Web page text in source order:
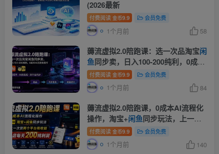
(2026最新
付费阅读 金币9.9 会员免费
1个月前 58
薅流虚拟2.0陪跑课：选一次品淘宝闲
鱼同步卖，日入100-200纯利，0成本
AI流程化操作
付费阅读 金币9.9 会员免费
1个月前 84
薅流虚拟2.0陪跑课，0成本AI流程化
操作，淘宝+闲鱼同步玩法，上一次
货两个平台有收益，单店每天200纯
利润
付费阅读 金币9.9 会员免费
1个月前 140